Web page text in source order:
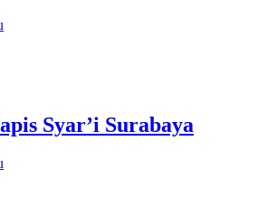
Syar’i Surabaya